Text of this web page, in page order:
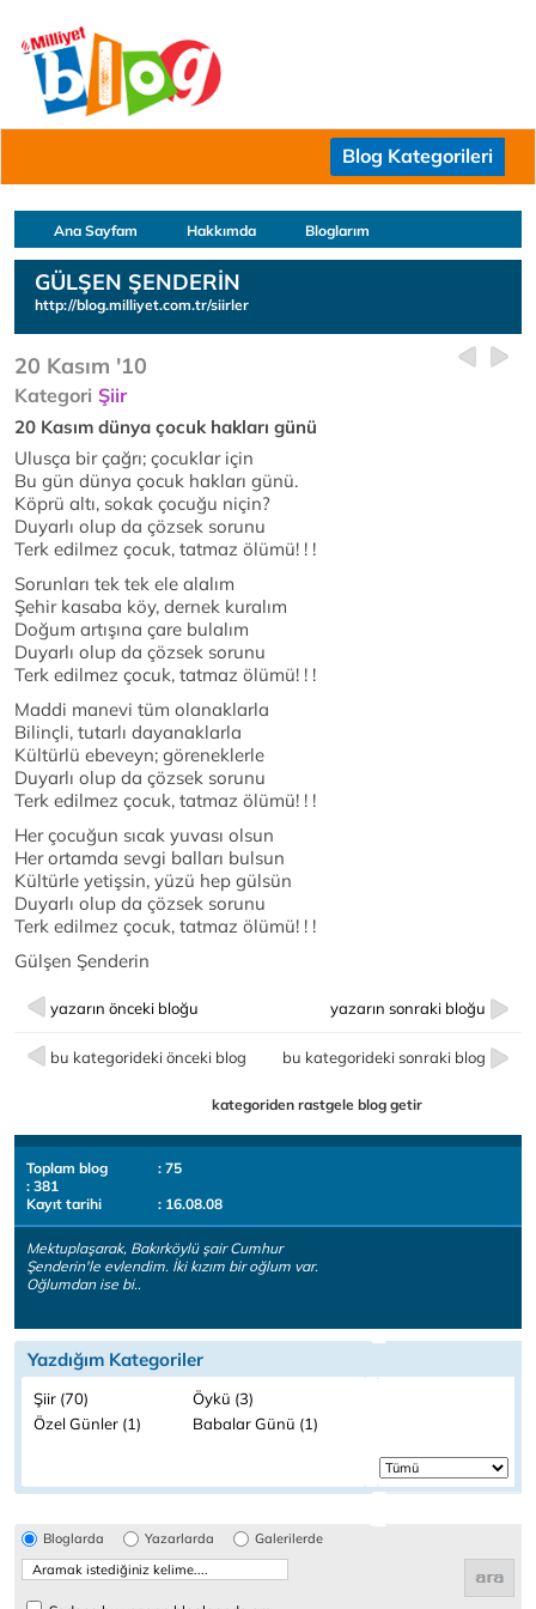
Blog Kategorileri
Ana Sayfam Hakkımda Bloglarım
GÜLŞEN ŞENDERİN
http://blog.milliyet.com.tr/siirler
20 Kasım '10
Kategori Şiir
20 Kasım dünya çocuk hakları günü
Ulusça bir çağrı; çocuklar için
Bu gün dünya çocuk hakları günü.
Köprü altı, sokak çocuğu niçin?
Duyarlı olup da çözsek sorunu
Terk edilmez çocuk, tatmaz ölümü! ! !
Sorunları tek tek ele alalım
Şehir kasaba köy, dernek kuralım
Doğum artışına çare bulalım
Duyarlı olup da çözsek sorunu
Terk edilmez çocuk, tatmaz ölümü! ! !
Maddi manevi tüm olanaklarla
Bilinçli, tutarlı dayanaklarla
Kültürlü ebeveyn; göreneklerle
Duyarlı olup da çözsek sorunu
Terk edilmez çocuk, tatmaz ölümü! ! !
Her çocuğun sıcak yuvası olsun
Her ortamda sevgi balları bulsun
Kültürle yetişsin, yüzü hep gülsün
Duyarlı olup da çözsek sorunu
Terk edilmez çocuk, tatmaz ölümü! ! !
Gülşen Şenderin
yazarın önceki bloğu yazarın sonraki bloğu
bu kategorideki önceki blog bu kategorideki sonraki blog
kategoriden rastgele blog getir
Toplam blog
: 75
: 381
Kayıt tarihi
: 16.08.08
Mektuplaşarak, Bakırköylü şair Cumhur
Şenderin'le evlendim. İki kızım bir oğlum var.
Oğlumdan ise bi..
Yazdığım Kategoriler
Şiir (70)
Öykü (3)
Özel Günler (1)
Babalar Günü (1)
Bloglarda Yazarlarda Galerilerde